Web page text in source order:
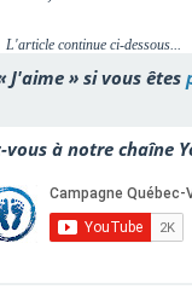
L'article continue ci-dessous...
J'aime » si vous êtes
vous à notre chaîne